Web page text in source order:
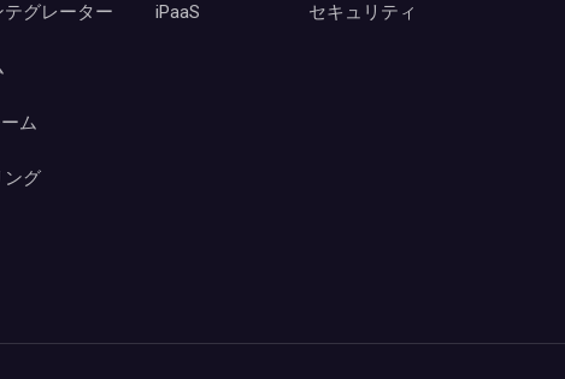
グレーター
ム
ング
iPaaS セキュリティ